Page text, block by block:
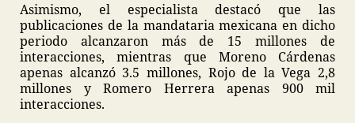
Asimismo, el especialista destacó que las
publicaciones de la mandataria mexicana en dicho
periodo alcanzaron más de 15 millones de
interacciones, mientras que Moreno Cárdenas
apenas alcanzó 3.5 millones, Rojo de la Vega 2,8
millones y Romero Herrera apenas 900 mil
interacciones.